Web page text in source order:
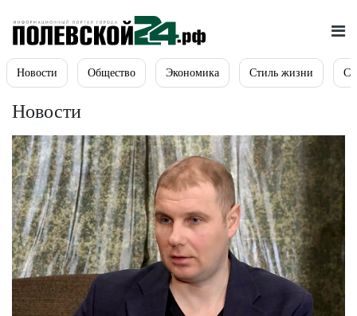
Новости Общество Экономика Стиль жизни
Новости